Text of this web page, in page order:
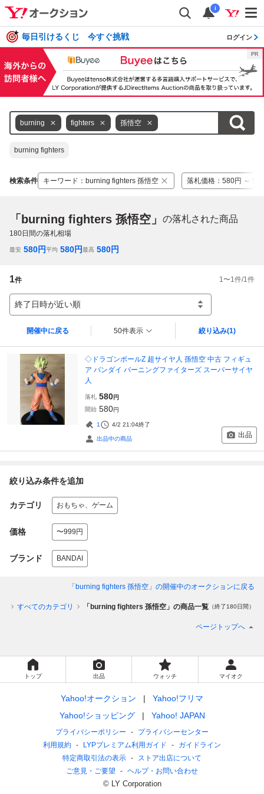
i
毎日引けるくじ 今すぐ挑戦 ログイン
burning fighters 孫悟空
burning fighters
検索条件 キーワード ： burning fighters 孫悟空 落札価格 ： 580円 ～
「burning fighters 孫悟空」 の落札された商品
180日間の落札相場
最安 580円平均 580円最高 580円
1件 1 〜1 件/1 件
終了日時が近い順
開催中に戻る 50件表示 絞り込み(1)
◇ドラゴンボールZ 超サイヤ人 孫悟空 中古 フィギュ
ア バンダイ バーニングファイターズ スーパーサイヤ
人
落札 580円
開始 580円
1 4/2 21:04終了
出品中の商品 出品
絞り込み条件を追加
カテゴリ おもちゃ、ゲーム
価格 〜999円
ブランド BANDAI
「burning fighters 孫悟空」 の開催中のオークションに戻る
すべてのカテゴリ 「burning fighters 孫悟空」の商品一覧 （終了180日間）
ページトップへ
トップ 出品 ウォッチ マイオク
Yahoo!オークション
Yahoo!フリマ
Yahoo!ショッピング
Yahoo! JAPAN
プライバシーポリシー
プライバシーセンター
利用規約
LYPプレミアム利用ガイド
ガイドライン
特定商取引法の表示
ストア出店について
ご意見・ご要望
ヘルプ・お問い合わせ
© LY Corporation